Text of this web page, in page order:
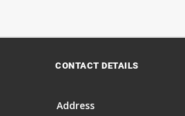
CONTACT DETAILS
Address